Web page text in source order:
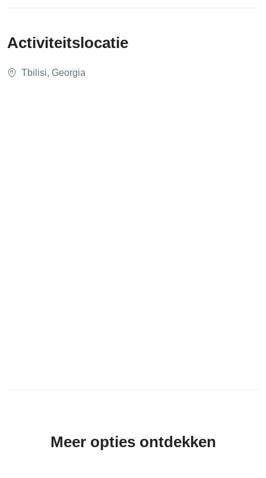
Activiteitslocatie
Tbilisi, Georgia
Meer opties ontdekken